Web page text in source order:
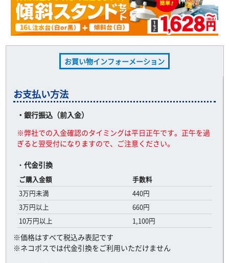
お買い物インフォーメーション
お支払い方法
・銀行振込（前入金）
※弊社での入金確認のタイミングは平日正午です。正午を過
ぎると翌受付になりますので、ご注意ください。
・ 代金引換
ご購入金額
手数料
3万円未満
440円
3万円以上
660円
10万円以上
1,100円
※価格はすべて税込み表記です
※ネコポスでは代金引換をご利用いただけません